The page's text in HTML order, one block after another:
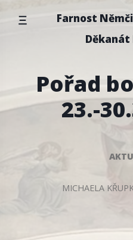
Farnost
Pořad
23.-
MICHAELA